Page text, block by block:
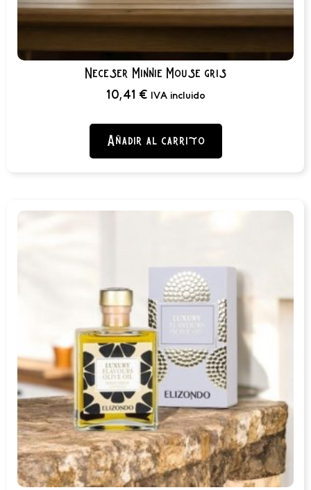
Neceser Minnie Mouse gris
10,41 € IVA incluido
Añadir al carrito